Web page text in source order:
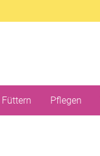
Füttern Pflegen